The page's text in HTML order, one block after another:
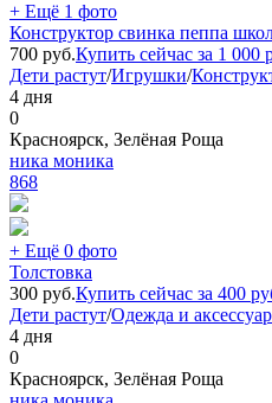
+ Ещё 1 фото
Конструктор свинка пеппа
700 руб.Купить сейчас за 1 000
Дети растут/Игрушки/
4 дня
0
Красноярск, Зелёная Роща
ника моника
868
+ Ещё 0 фото
Толстовка
300 руб.Купить сейчас за 400
Дети растут/Одежда и
4 дня
0
Красноярск, Зелёная Роща